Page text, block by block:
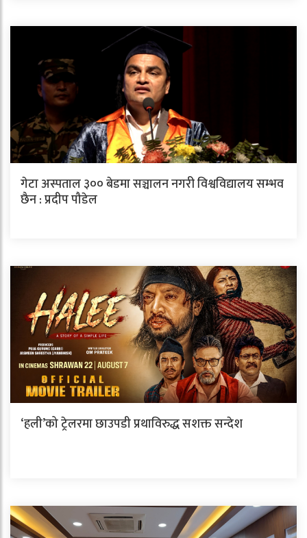
गेटा अस्पताल ३०० बेडमा सञ्चालन नगरी विश्वविद्यालय सम्भव
छैन : प्रदीप पौडेल
‘हली’को ट्रेलरमा छाउपडी प्रथाविरुद्ध सशक्त सन्देश